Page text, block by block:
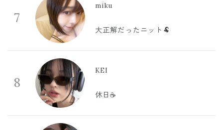
7
miku
大正解だったニット🐏
8
KEI
休日☕️